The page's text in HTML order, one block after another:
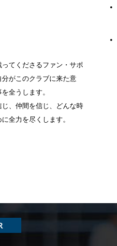
てくださるファン・サポ
がこのクラブに来た意
全うします。
、仲間を信じ、どんな時
全力を尽くします。